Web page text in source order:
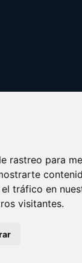
rastreo para
tráfico en
visitantes.